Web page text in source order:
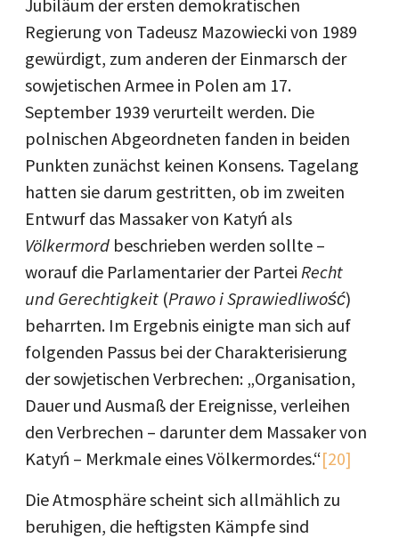
Jubiläum der ersten demokratischen
Regierung von Tadeusz Mazowiecki von 1989
gewürdigt, zum anderen der Einmarsch der
sowjetischen Armee in Polen am 17.
September 1939 verurteilt werden. Die
polnischen Abgeordneten fanden in beiden
Punkten zunächst keinen Konsens. Tagelang
hatten sie darum gestritten, ob im zweiten
Entwurf das Massaker von Katyń als
Völkermord beschrieben werden sollte –
worauf die Parlamentarier der Partei Recht
und Gerechtigkeit (Prawo i Sprawiedliwość)
beharrten. Im Ergebnis einigte man sich auf
folgenden Passus bei der Charakterisierung
der sowjetischen Verbrechen: „Organisation,
Dauer und Ausmaß der Ereignisse, verleihen
den Verbrechen – darunter dem Massaker von
Katyń – Merkmale eines Völkermordes.“[20]
Die Atmosphäre scheint sich allmählich zu
beruhigen, die heftigsten Kämpfe sind